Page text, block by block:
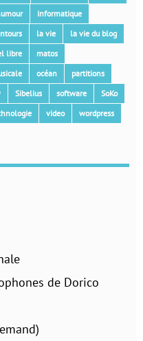
informatique
la vie
la vie du blog
libre
matos
océan
partitions
Sibelius software
SoKo
video wordpress
de Dorico